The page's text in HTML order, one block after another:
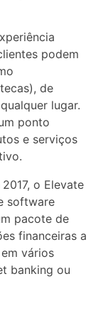
podem
de
lugar.
ponto
e serviços
o Elevate
software
pacote de
financeiras a
vários
banking ou